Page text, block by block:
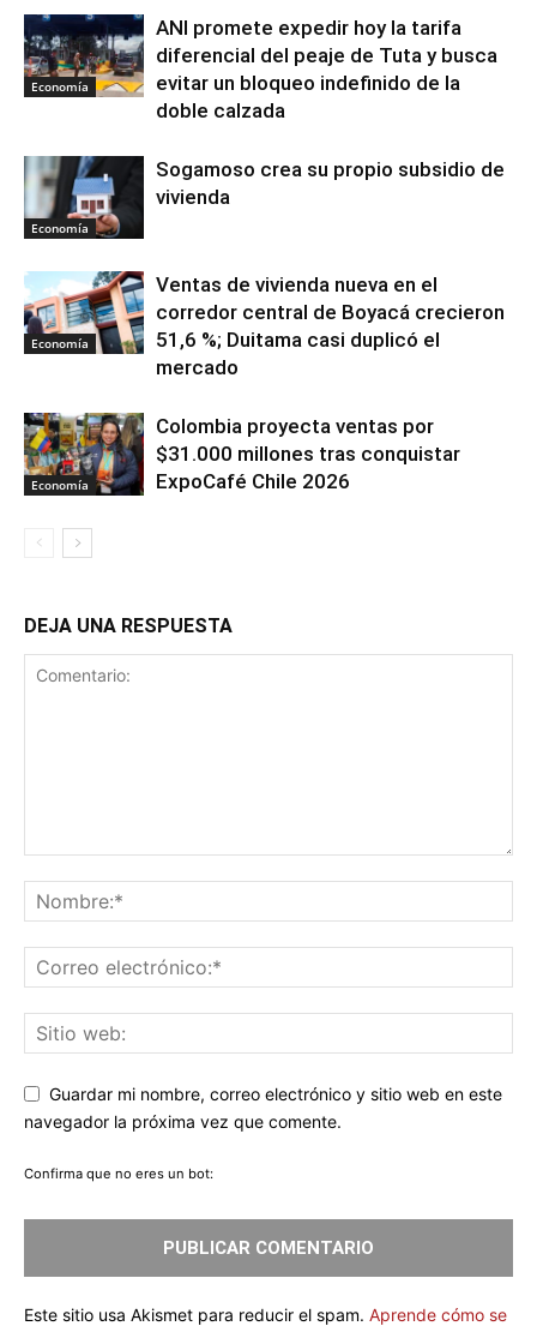
Economía
ANI promete expedir hoy la tarifa
diferencial del peaje de Tuta y busca
evitar un bloqueo indefinido de la
doble calzada
Economía
Sogamoso crea su propio subsidio de
vivienda
Economía
Ventas de vivienda nueva en el
corredor central de Boyacá crecieron
51,6 %; Duitama casi duplicó el
mercado
Economía
Colombia proyecta ventas por
$31.000 millones tras conquistar
ExpoCafé Chile 2026
DEJA UNA RESPUESTA
Guardar mi nombre, correo electrónico y sitio web en este
navegador la próxima vez que comente.
Confirma que no eres un bot:
Este sitio usa Akismet para reducir el spam. Aprende cómo se